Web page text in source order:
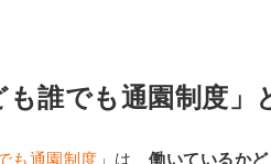
も誰でも通園制度」
も通園制度 」は、 働いているか